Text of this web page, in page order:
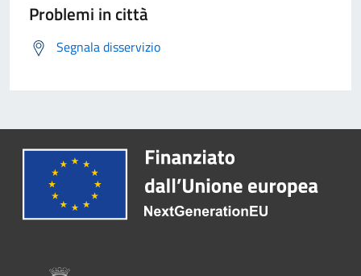
Problemi in città
Segnala disservizio